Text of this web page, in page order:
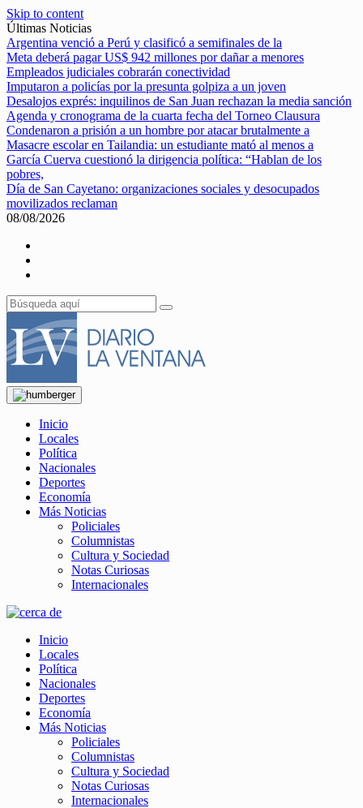
Skip to content
Últimas Noticias
Argentina venció a Perú y clasificó a semifinales de la
Meta deberá pagar US$ 942 millones por dañar a menores
Empleados judiciales cobrarán conectividad
Imputaron a policías por la presunta golpiza a un joven
Desalojos exprés: inquilinos de San Juan rechazan la media sanción
Agenda y cronograma de la cuarta fecha del Torneo Clausura
Condenaron a prisión a un hombre por atacar brutalmente a
Masacre escolar en Tailandia: un estudiante mató al menos a
García Cuerva cuestionó la dirigencia política: “Hablan de los
pobres,
Día de San Cayetano: organizaciones sociales y desocupados
movilizados reclaman
08/08/2026
Inicio
Locales
Política
Nacionales
Deportes
Economía
Más Noticias
Policiales
Columnistas
Cultura y Sociedad
Notas Curiosas
Internacionales
Inicio
Locales
Política
Nacionales
Deportes
Economía
Más Noticias
Policiales
Columnistas
Cultura y Sociedad
Notas Curiosas
Internacionales